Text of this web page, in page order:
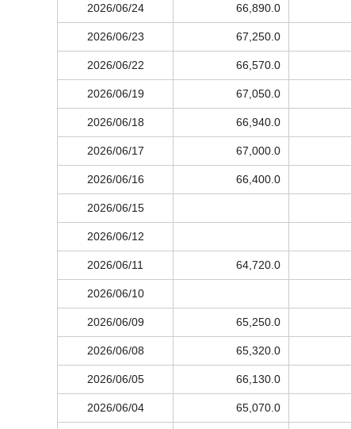
2026/06/24 66,890.0
2026/06/23 67,250.0
2026/06/22 66,570.0
2026/06/19 67,050.0
2026/06/18 66,940.0
2026/06/17 67,000.0
2026/06/16 66,400.0
2026/06/15
2026/06/12
2026/06/11 64,720.0
2026/06/10
2026/06/09 65,250.0
2026/06/08 65,320.0
2026/06/05 66,130.0
2026/06/04 65,070.0